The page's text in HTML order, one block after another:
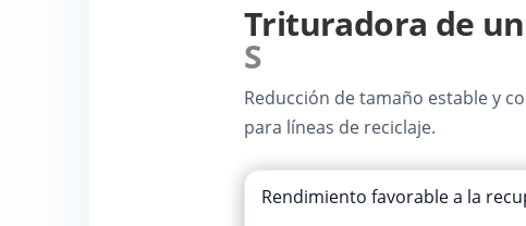
Trituradora de
S
Reducción de tamaño estable y
para líneas de reciclaje.
Rendimiento favorable a la